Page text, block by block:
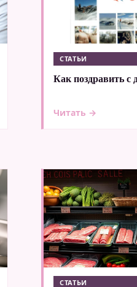
СТАТЬИ
Как поздравить с
Читать →
СТАТЬИ